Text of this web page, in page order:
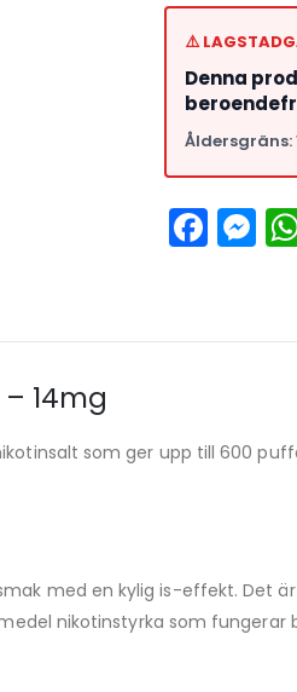
⚠️
Denna
14mg
som ger upp till 600
med en kylig is-effekt. Det
nikotinstyrka som fungerar